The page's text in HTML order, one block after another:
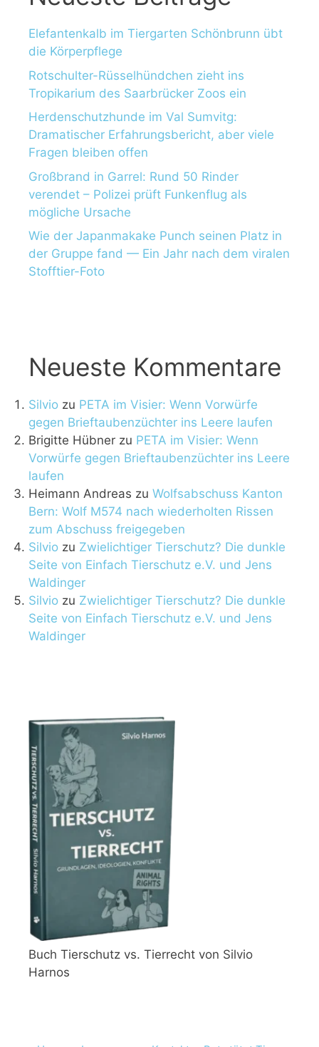
Elefantenkalb im Tiergarten Schönbrunn übt
die Körperpflege
Rotschulter-Rüsselhündchen zieht ins
Tropikarium des Saarbrücker Zoos ein
Herdenschutzhunde im Val Sumvitg:
Dramatischer Erfahrungsbericht, aber viele
Fragen bleiben offen
Großbrand in Garrel: Rund 50 Rinder
verendet – Polizei prüft Funkenflug als
mögliche Ursache
Wie der Japanmakake Punch seinen Platz in
der Gruppe fand — Ein Jahr nach dem viralen
Stofftier-Foto
Neueste Kommentare
Silvio zu PETA im Visier: Wenn Vorwürfe
gegen Brieftaubenzüchter ins Leere laufen
Brigitte Hübner zu PETA im Visier: Wenn
Vorwürfe gegen Brieftaubenzüchter ins Leere
laufen
Heimann Andreas zu Wolfsabschuss Kanton
Bern: Wolf M574 nach wiederholten Rissen
zum Abschuss freigegeben
Silvio zu Zwielichtiger Tierschutz? Die dunkle
Seite von Einfach Tierschutz e.V. und Jens
Waldinger
Silvio zu Zwielichtiger Tierschutz? Die dunkle
Seite von Einfach Tierschutz e.V. und Jens
Waldinger
Buch Tierschutz vs. Tierrecht von Silvio
Harnos